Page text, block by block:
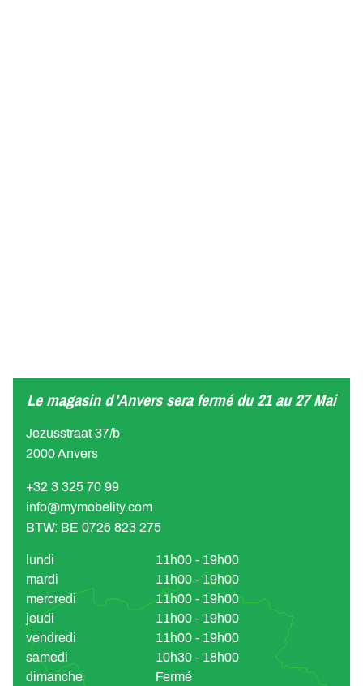
Le magasin d'Anvers sera fermé du 21 au 27 Mai
Jezusstraat 37/b
2000 Anvers
+32 3 325 70 99
info@mymobelity.com
BTW: BE 0726 823 275
lundi
11h00 - 19h00
mardi
11h00 - 19h00
mercredi
11h00 - 19h00
jeudi
11h00 - 19h00
vendredi
11h00 - 19h00
samedi
10h30 - 18h00
dimanche
Fermé